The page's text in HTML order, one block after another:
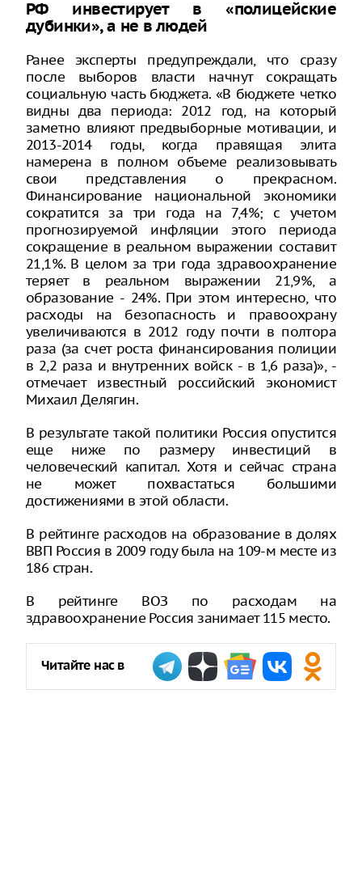
РФ инвестирует в «полицейские
дубинки», а не в людей
Ранее эксперты предупреждали, что сразу
после выборов власти начнут сокращать
социальную часть бюджета. «В бюджете четко
видны два периода: 2012 год, на который
заметно влияют предвыборные мотивации, и
2013-2014 годы, когда правящая элита
намерена в полном объеме реализовывать
свои представления о прекрасном.
Финансирование национальной экономики
сократится за три года на 7,4%; с учетом
прогнозируемой инфляции этого периода
сокращение в реальном выражении составит
21,1%. В целом за три года здравоохранение
теряет в реальном выражении 21,9%, а
образование - 24%. При этом интересно, что
расходы на безопасность и правоохрану
увеличиваются в 2012 году почти в полтора
раза (за счет роста финансирования полиции
в 2,2 раза и внутренних войск - в 1,6 раза)», -
отмечает известный российский экономист
Михаил Делягин.
В результате такой политики Россия опустится
еще ниже по размеру инвестиций в
человеческий капитал. Хотя и сейчас страна
не может похвастаться большими
достижениями в этой области.
В рейтинге расходов на образование в долях
ВВП Россия в 2009 году была на 109-м месте из
186 стран.
В рейтинге ВОЗ по расходам на
здравоохранение Россия занимает 115 место.
Читайте нас в